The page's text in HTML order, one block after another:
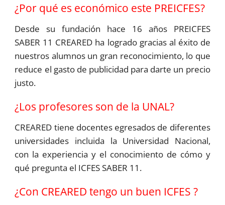
¿Por qué es económico este PREICFES?
Desde su fundación hace 16 años PREICFES
SABER 11 CREARED ha logrado gracias al éxito de
nuestros alumnos un gran reconocimiento, lo que
reduce el gasto de publicidad para darte un precio
justo.
¿Los profesores son de la UNAL?
CREARED tiene docentes egresados de diferentes
universidades incluida la Universidad Nacional,
con la experiencia y el conocimiento de cómo y
qué pregunta el ICFES SABER 11.
¿Con CREARED tengo un buen ICFES ?